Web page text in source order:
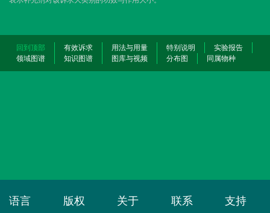
回到顶部 有效诉求 用法与用量 特别说明
实验报告
领域图谱
知识图谱 图库与视频 分布图 同属物种
语言 版权 关于 联系 支持